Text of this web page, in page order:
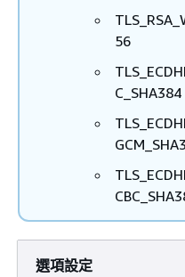
56
C_SHA384
選項設定